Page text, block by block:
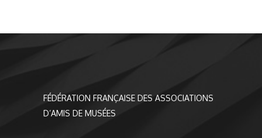
FÉDÉRATION FRANÇAISE DES ASSOCIATIONS
D’AMIS DE MUSÉES